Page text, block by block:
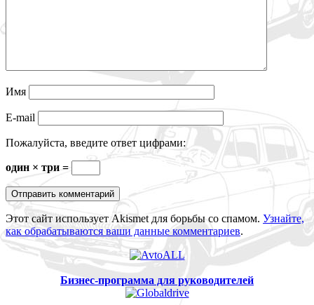
Имя
E-mail
Пожалуйста, введите ответ цифрами:
один × три =
Этот сайт использует Akismet для борьбы со спамом. Узнайте,
как обрабатываются ваши данные комментариев.
Бизнес-программа для руководителей